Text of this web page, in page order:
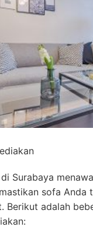
Surabaya
sofa Anda
Berikut adalah